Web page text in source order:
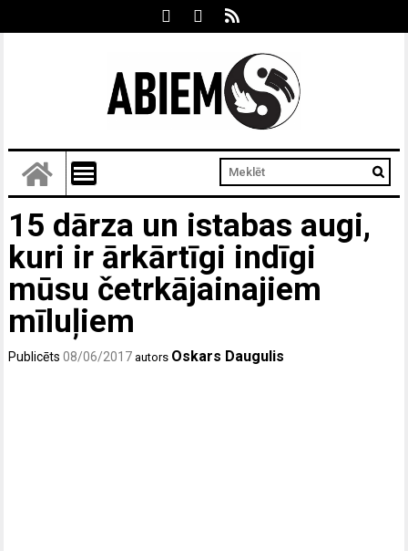
15 dārza un istabas augi,
kuri ir ārkārtīgi indīgi
mūsu četrkājainajiem
mīluļiem
Publicēts08/06/2017 autors Oskars Daugulis